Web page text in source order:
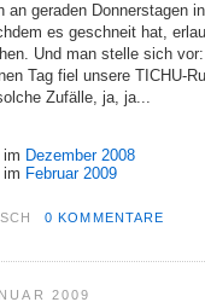
an geraden Donnerstagen
es geschneit hat,
Und man stelle sich
Tag fiel unsere TICHU-
Zufälle, ja, ja...
im Dezember 2008
im Februar 2009
0 KOMMENTARE
2009